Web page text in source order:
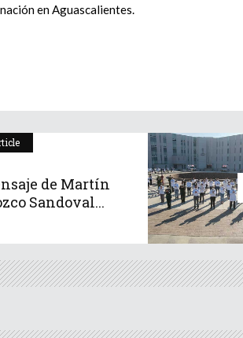
en Aguascalientes.
de Martín
Sandoval...